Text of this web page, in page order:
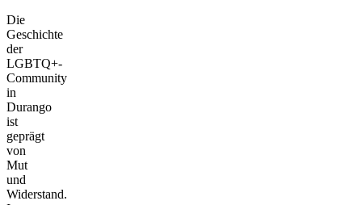
Die
Geschichte
der
LGBTQ+-
Community
in
Durango
ist
geprägt
von
Mut
und
Widerstand.